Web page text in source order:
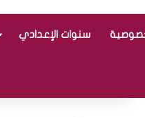
سنوات الإعدادي